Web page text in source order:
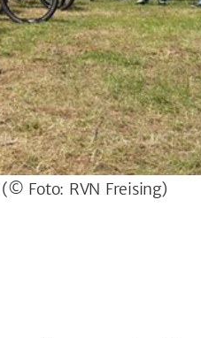
(© Foto: RVN Freising)